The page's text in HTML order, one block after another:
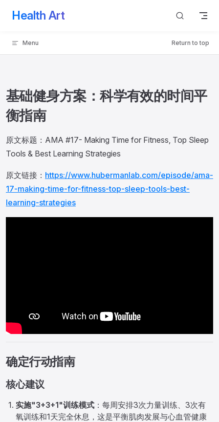
Skip to content
Health Art
Menu Return to top
基础健身方案：科学有效的时间平
衡指南
原文标题：AMA #17- Making Time for Fitness, Top Sleep
Tools & Best Learning Strategies
原文链接： https://www.hubermanlab.com/episode/ama-
17-making-time-for-fitness-top-sleep-tools-best-
learning-strategies
确定行动指南
核心建议
实施"3+3+1"训练模式 ：每周安排3次力量训练、3次有
氧训练和1天完全休息，这是平衡肌肉发展与心血管健康